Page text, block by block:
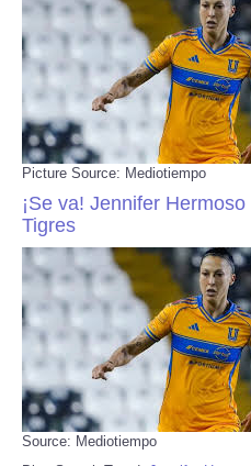
Picture Source: Mediotiempo
¡Se va! Jennifer
Tigres
Source: Mediotiempo